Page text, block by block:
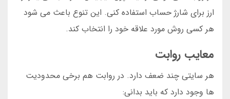
ارز برای شارژ حساب استفاده کنی. این تنوع باعث می شود
هر کسی روش مورد علاقه خود را انتخاب کند.
معایب روابت
هر سایتی چند ضعف دارد. در روابت هم برخی محدودیت
ها وجود دارد که باید بدانی: